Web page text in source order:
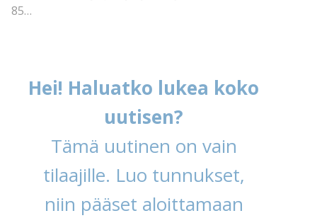
85…
Hei! Haluatko lukea koko
uutisen?
Tämä uutinen on vain
tilaajille. Luo tunnukset,
niin pääset aloittamaan